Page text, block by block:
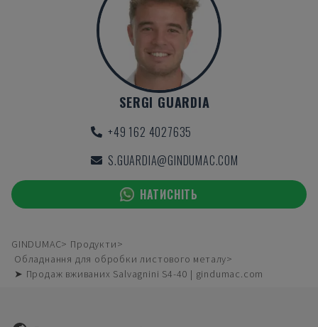
SERGI GUARDIA
+49 162 4027635
S.GUARDIA@GINDUMAC.COM
НАТИСНІТЬ
GINDUMAC
Продукти
Обладнання для обробки листового металу
➤ Продаж вживаних Salvagnini S4-40 | gindumac.com